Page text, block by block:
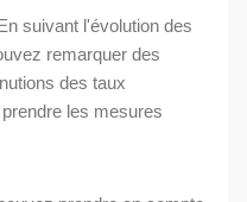
suivant l'évolution des
remarquer des
des taux
les mesures